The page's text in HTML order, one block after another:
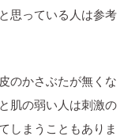
思っている人は参考
のかさぶたが無くな
肌の弱い人は刺激の
しまうこともありま